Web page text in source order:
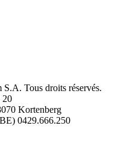
Tous droits réservés.
20
Kortenberg
0429.666.250